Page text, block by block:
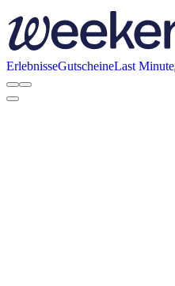
ErlebnisseGutscheineLast Minute